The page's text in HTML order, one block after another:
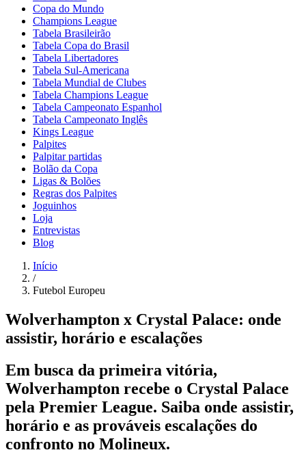
Copa do Mundo
Champions League
Tabela Brasileirão
Tabela Copa do Brasil
Tabela Libertadores
Tabela Sul-Americana
Tabela Mundial de Clubes
Tabela Champions League
Tabela Campeonato Espanhol
Tabela Campeonato Inglês
Kings League
Palpites
Palpitar partidas
Bolão da Copa
Ligas & Bolões
Regras dos Palpites
Joguinhos
Loja
Entrevistas
Blog
Início
/
Futebol Europeu
Wolverhampton x Crystal Palace: onde
assistir, horário e escalações
Em busca da primeira vitória,
Wolverhampton recebe o Crystal Palace
pela Premier League. Saiba onde assistir,
horário e as prováveis escalações do
confronto no Molineux.